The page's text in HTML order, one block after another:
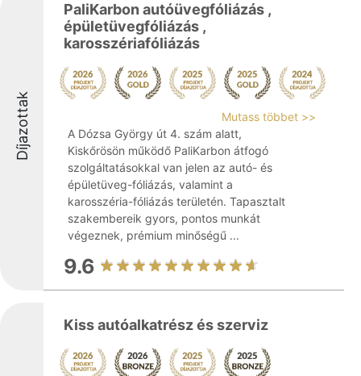
Díjazottak
PaliKarbon autóüvegfóliázás ,
épületüvegfóliázás ,
karosszériafóliázás
Mutass többet >>
A Dózsa György út 4. szám alatt,
Kiskőrösön működő PaliKarbon átfogó
szolgáltatásokkal van jelen az autó- és
épületüveg-fóliázás, valamint a
karosszéria-fóliázás területén. Tapasztalt
szakembereik gyors, pontos munkát
végeznek, prémium minőségű ...
9.6
Kiss autóalkatrész és szerviz